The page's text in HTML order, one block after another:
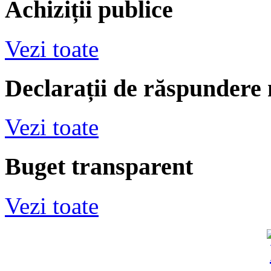
Achiziții publice
Vezi toate
Declarații de răspundere
Vezi toate
Buget transparent
Vezi toate